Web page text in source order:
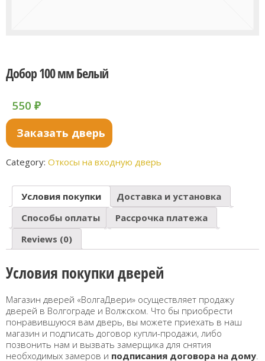
Добор 100 мм Белый
550 ₽
Заказать дверь
Category: Откосы на входную дверь
Условия покупки
Доставка и установка
Способы оплаты
Рассрочка платежа
Reviews (0)
Условия покупки дверей
Магазин дверей «ВолгаДвери» осуществляет продажу
дверей в Волгограде и Волжском. Что бы приобрести
понравившуюся вам дверь, вы можете приехать в наш
магазин и подписать договор купли-продажи, либо
позвонить нам и вызвать замерщика для снятия
необходимых замеров и подписания договора на дому.